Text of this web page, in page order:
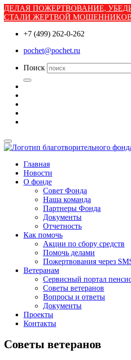
ДЕЛАЯ ПОЖЕРТВОВАНИЕ,
СТАЛИ ЖЕРТВОЙ
+7 (499) 262-0-262
pochet@pochet.ru
Поиск
Главная
Новости
О фонде
Совет Фонда
Наша команда
Партнеры Фонда
Документы
Отчетность
Как помочь
Акции по сбору средств
Помочь делами
Пожертвования через
Ветеранам
Сервисный портал
Советы ветеранов
Вопросы и ответы
Документы
Проекты
Контакты
Советы ветеранов